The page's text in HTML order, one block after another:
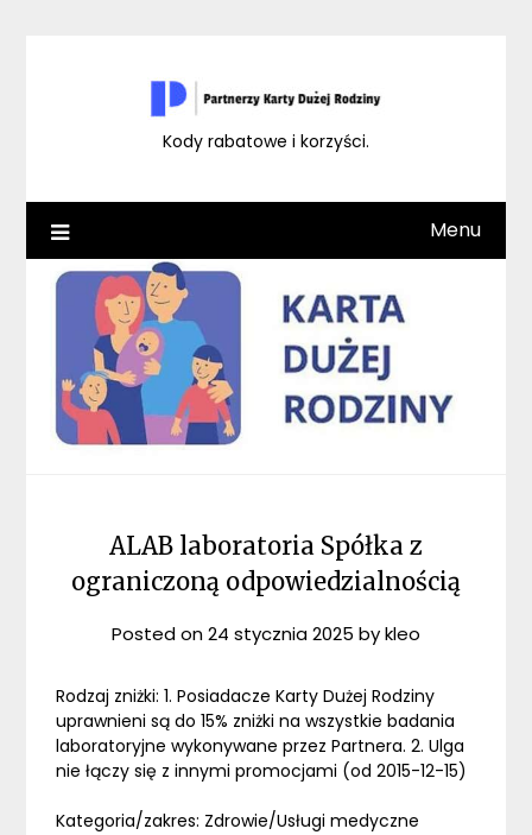
Kody rabatowe i korzyści.
Menu
ALAB laboratoria Spółka z
ograniczoną odpowiedzialnością
Posted on24 stycznia 2025 bykleo
Rodzaj zniżki: 1. Posiadacze Karty Dużej Rodziny
uprawnieni są do 15% zniżki na wszystkie badania
laboratoryjne wykonywane przez Partnera. 2. Ulga
nie łączy się z innymi promocjami (od 2015-12-15)
Kategoria/zakres: Zdrowie/Usługi medyczne